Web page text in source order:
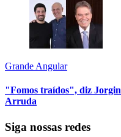
Grande Angular
"Fomos traídos", diz
Arruda
Siga nossas redes